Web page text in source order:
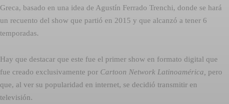
Greca, basado en una idea de Agustín Ferrado Trenchi, donde se hará
un recuento del show que partió en 2015 y que alcanzó a tener 6
temporadas.
Hay que destacar que este fue el primer show en formato digital que
fue creado exclusivamente por Cartoon Network Latinoamérica, pero
que, al ver su popularidad en internet, se decidió transmitir en
televisión.